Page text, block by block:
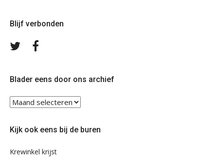
Blijf verbonden
Volg
Blader eens door ons archief
Blader
eens
ons
Kijk ook eens bij de buren
Krewinkel krijst